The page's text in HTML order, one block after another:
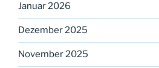
Januar 2026
Dezember 2025
November 2025